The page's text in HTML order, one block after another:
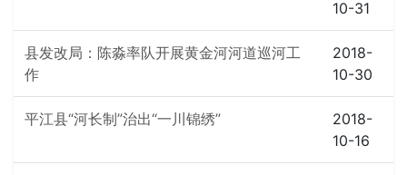
10-31
县发改局：陈淼率队开展黄金河河道巡河工
作
2018-
10-30
平江县“河长制”治出“一川锦绣”
2018-
10-16